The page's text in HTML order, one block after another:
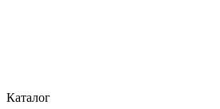
Каталог